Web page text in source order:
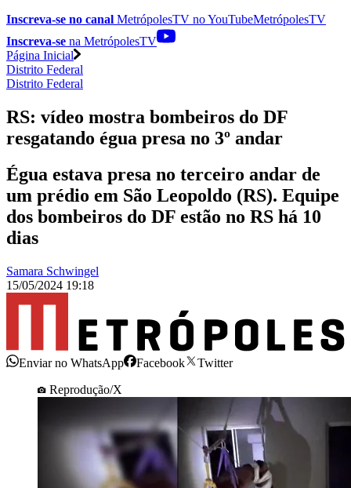
Inscreva-se no canal MetrópolesTV noYouTubeMetrópolesTV
Inscreva-se na MetrópolesTV
Página Inicial
Distrito Federal
Distrito Federal
RS: vídeo mostra bombeiros do DF
resgatando égua presa no 3º andar
Égua estava presa no terceiro andar de
um prédio em São Leopoldo (RS). Equipe
dos bombeiros do DF estão no RS há 10
dias
Samara Schwingel
15/05/2024 19:18
Enviar no WhatsApp Facebook
Twitter
Reprodução/X